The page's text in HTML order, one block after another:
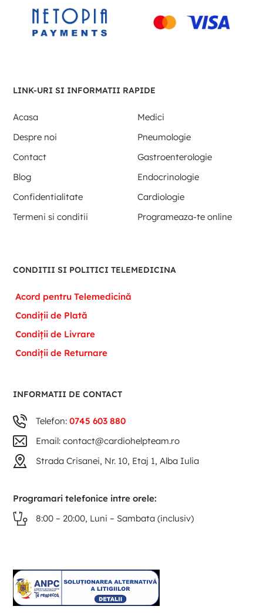
LINK-URI SI INFORMATII RAPIDE
Acasa
Medici
Despre noi
Pneumologie
Contact
Gastroenterologie
Blog
Endocrinologie
Confidentialitate
Cardiologie
Termeni si conditii
Programeaza-te online
CONDITII SI POLITICI TELEMEDICINA
Acord pentru Telemedicină
Condiții de Plată
Condiții de Livrare
Condiții de Returnare
INFORMATII DE CONTACT
Telefon:0745 603 880
Email: contact@cardiohelpteam.ro
Strada Crisanei, Nr. 10, Etaj 1, Alba Iulia
Programari telefonice intre orele:
8:00 – 20:00, Luni – Sambata (inclusiv)